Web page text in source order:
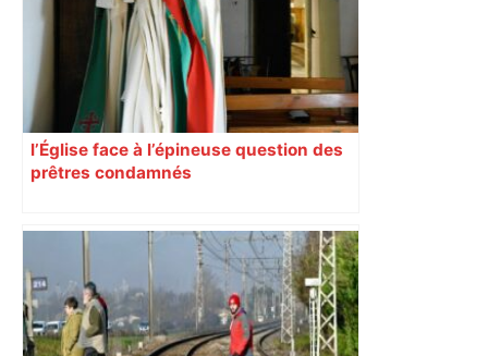
déviations – Actu.fr
l’Église face à l’épineuse question des
prêtres condamnés